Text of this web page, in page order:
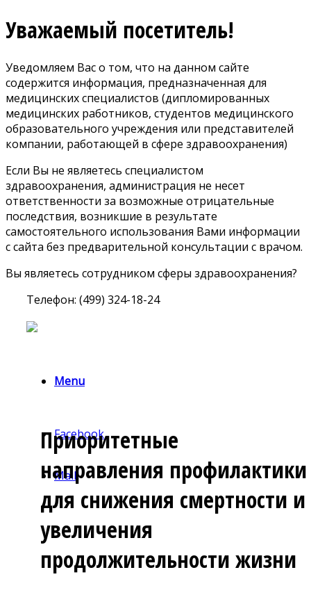
Уважаемый посетитель!
Уведомляем Вас о том, что на данном сайте
содержится информация, предназначенная для
медицинских специалистов (дипломированных
медицинских работников, студентов медицинского
образовательного учреждения или представителей
компании, работающей в сфере здравоохранения)
Если Вы не являетесь специалистом
здравоохранения, администрация не несет
ответственности за возможные отрицательные
последствия, возникшие в результате
самостоятельного использования Вами информации
с сайта без предварительной консультации с врачом.
Вы являетесь сотрудником сферы здравоохранения?
Телефон: (499) 324-18-24
Menu
Facebook
Mail
Приоритетные
направления профилактики
для снижения смертности и
увеличения
продолжительности жизни